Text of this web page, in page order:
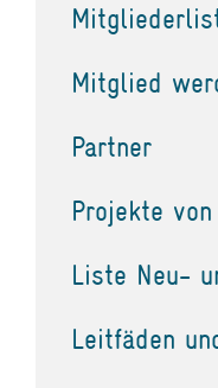
Mitglied
Partner
Projekte
Liste Neu-
Leitfäden